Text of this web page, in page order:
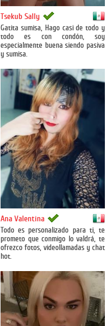
México
Tsekub Sally
Gatita sumisa, Hago casi de todo y
todo es con condón, soy
especialmente buena siendo pasiva
y sumisa.
México
Ana Valentina
Todo es personalizado para ti, te
prometo que conmigo lo valdrá, te
ofrezco fotos, videollamadas y chat
hot.